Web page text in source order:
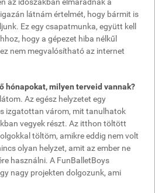
látnám értelmét, hogy bármit is
Ez egy csapatmunka, együtt kell
hogy a gépezet hiba nélkűl
nem megvalósítható az internet
hónapokat, milyen terveid vannak?
Az egész helyzetet egy
izgatottan várom, mit tanulhatok
vegyek részt. Az itthon töltött
töltöm, amikre eddig nem volt
olyan helyzet, amit az ember ne
használni. A FunBalletBoys
nagy projekten dolgozunk, ami